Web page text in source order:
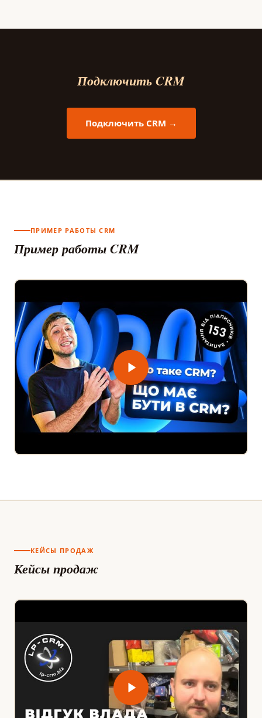
Подключить CRM
Подключить CRM →
ПРИМЕР РАБОТЫ CRM
Пример работы CRM
КЕЙСЫ ПРОДАЖ
Кейсы продаж